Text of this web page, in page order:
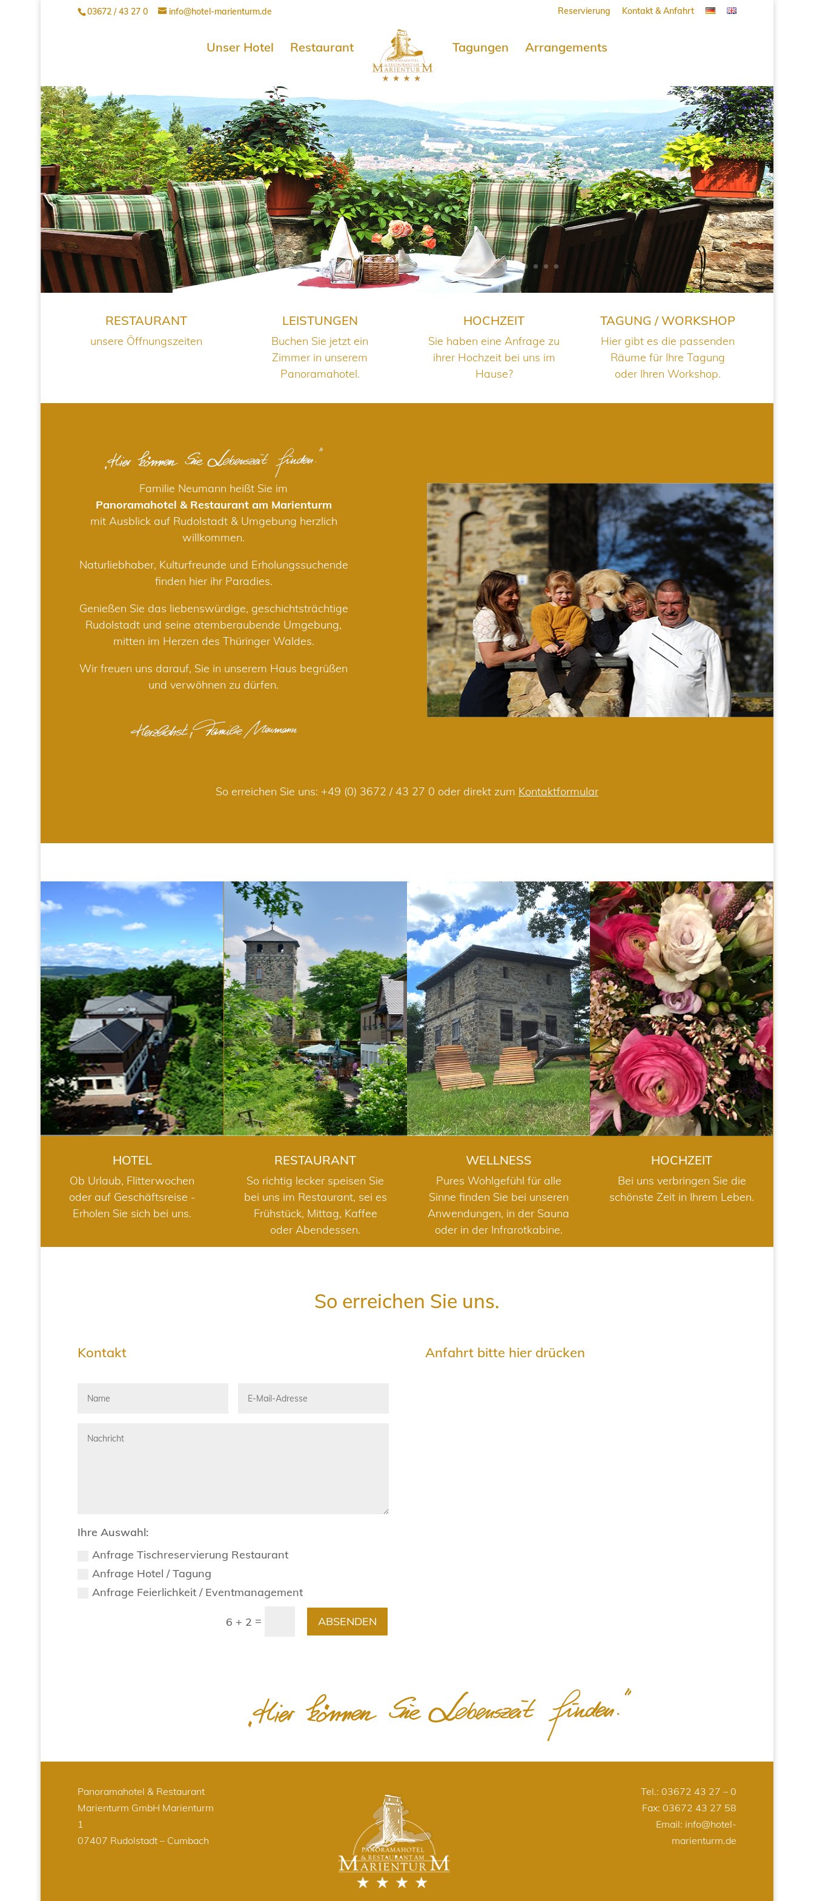
03672 / 43 27 0 info@hotel-marienturm.de Reservierung Kontakt & Anfahrt
Unser Hotel Restaurant Tagungen Arrangements
RESTAURANT
unsere Öffnungszeiten
LEISTUNGEN
Buchen Sie jetzt ein
Zimmer in unserem
Panoramahotel.
HOCHZEIT
Sie haben eine Anfrage zu
ihrer Hochzeit bei uns im
Hause?
TAGUNG / WORKSHOP
Hier gibt es die passenden
Räume für Ihre Tagung
oder Ihren Workshop.
Familie Neumann heißt Sie im
Panoramahotel & Restaurant am Marienturm
mit Ausblick auf Rudolstadt & Umgebung herzlich
willkommen.
Naturliebhaber, Kulturfreunde und Erholungssuchende
finden hier ihr Paradies.
Genießen Sie das liebenswürdige, geschichtsträchtige
Rudolstadt und seine atemberaubende Umgebung,
mitten im Herzen des Thüringer Waldes.
Wir freuen uns darauf, Sie in unserem Haus begrüßen
und verwöhnen zu dürfen.
So erreichen Sie uns: +49 (0) 3672 / 43 27 0 oder direkt zum Kontaktformular
HOTEL
HOTEL
Ob Urlaub, Flitterwochen
oder auf Geschäftsreise -
Erholen Sie sich bei uns.
RESTAURANT
RESTAURANT
So richtig lecker speisen Sie
bei uns im Restaurant, sei es
Frühstück, Mittag, Kaffee
oder Abendessen.
WELLNESS
WELLNESS
Pures Wohlgefühl für alle
Sinne finden Sie bei unseren
Anwendungen, in der Sauna
oder in der Infrarotkabine.
HOCHZEIT
HOCHZEIT
Bei uns verbringen Sie die
schönste Zeit in Ihrem Leben.
So erreichen Sie uns.
Kontakt
Ihre Auswahl:
Anfrage Tischreservierung Restaurant
Anfrage Hotel / Tagung
Anfrage Feierlichkeit / Eventmanagement
6 + 2 = ABSENDEN
Anfahrt bitte hier drücken
Panoramahotel & Restaurant
Marienturm GmbH Marienturm
1
07407 Rudolstadt – Cumbach
Tel.: 03672 43 27 – 0
Fax: 03672 43 27 58
Email: info@hotel-
marienturm.de